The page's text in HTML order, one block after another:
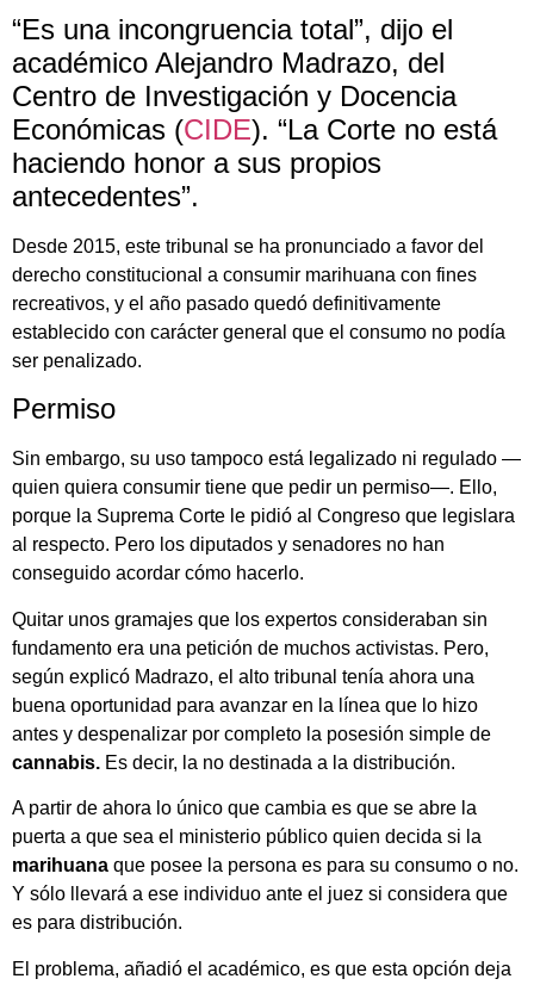
“Es una incongruencia total”, dijo el
académico Alejandro Madrazo, del
Centro de Investigación y Docencia
Económicas (CIDE). “La Corte no está
haciendo honor a sus propios
antecedentes”.
Desde 2015, este tribunal se ha pronunciado a favor del
derecho constitucional a consumir marihuana con fines
recreativos, y el año pasado quedó definitivamente
establecido con carácter general que el consumo no podía
ser penalizado.
Permiso
Sin embargo, su uso tampoco está legalizado ni regulado —
quien quiera consumir tiene que pedir un permiso—. Ello,
porque la Suprema Corte le pidió al Congreso que legislara
al respecto. Pero los diputados y senadores no han
conseguido acordar cómo hacerlo.
Quitar unos gramajes que los expertos consideraban sin
fundamento era una petición de muchos activistas. Pero,
según explicó Madrazo, el alto tribunal tenía ahora una
buena oportunidad para avanzar en la línea que lo hizo
antes y despenalizar por completo la posesión simple de
cannabis. Es decir, la no destinada a la distribución.
A partir de ahora lo único que cambia es que se abre la
puerta a que sea el ministerio público quien decida si la
marihuana que posee la persona es para su consumo o no.
Y sólo llevará a ese individuo ante el juez si considera que
es para distribución.
El problema, añadió el académico, es que esta opción deja